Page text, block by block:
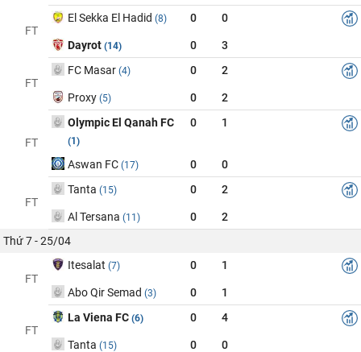
FT
El Sekka El Hadid (8) 0 0
Dayrot (14) 0 3
FT
FC Masar (4) 0 2
Proxy (5) 0 2
FT
Olympic El Qanah FC
(1)
0 1
Aswan FC (17) 0 0
FT
Tanta (15) 0 2
Al Tersana (11) 0
2
Thứ 7 - 25/04
FT
Itesalat (7) 0 1
Abo Qir Semad (3) 0 1
FT
La Viena FC (6) 0 4
Tanta (15) 0
0